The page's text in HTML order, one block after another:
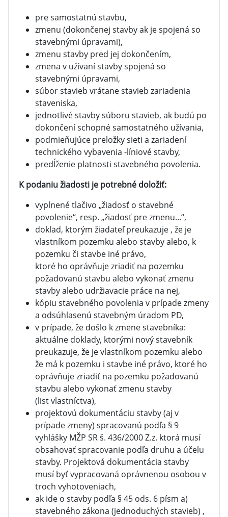
pre samostatnú stavbu,
zmenu (dokončenej stavby ak je spojená so
stavebnými úpravami),
zmenu stavby pred jej dokončením,
zmena v užívaní stavby spojená so
stavebnými úpravami,
súbor stavieb vrátane stavieb zariadenia
staveniska,
jednotlivé stavby súboru stavieb, ak budú po
dokončení schopné samostatného užívania,
podmieňujúce preložky sieti a zariadení
technického vybavenia -líniové stavby,
predĺženie platnosti stavebného povolenia.
K podaniu žiadosti je potrebné doložiť:
vyplnené tlačivo „žiadosť o stavebné
povolenie“, resp. „žiadosť pre zmenu...“,
doklad, ktorým žiadateľ preukazuje , že je
vlastníkom pozemku alebo stavby alebo, k
pozemku či stavbe iné právo,
ktoré ho oprávňuje zriadiť na pozemku
požadovanú stavbu alebo vykonať zmenu
stavby alebo udržiavacie práce na nej,
kópiu stavebného povolenia v prípade zmeny
a odsúhlasenú stavebným úradom PD,
v prípade, že došlo k zmene stavebníka:
aktuálne doklady, ktorými nový stavebník
preukazuje, že je vlastníkom pozemku alebo
že má k pozemku i stavbe iné právo, ktoré ho
oprávňuje zriadiť na pozemku požadovanú
stavbu alebo vykonať zmenu stavby
(list vlastníctva),
projektovú dokumentáciu stavby (aj v
prípade zmeny) spracovanú podľa § 9
vyhlášky MŽP SR š. 436/2000 Z.z. ktorá musí
obsahovať spracovanie podľa druhu a účelu
stavby. Projektová dokumentácia stavby
musí byť vypracovaná oprávnenou osobou v
troch vyhotoveniach,
ak ide o stavby podľa § 45 ods. 6 písm a)
stavebného zákona (jednoduchých stavieb) ,